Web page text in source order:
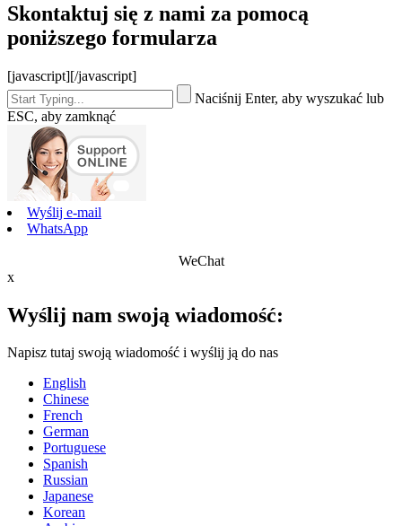
Skontaktuj się z nami za pomocą
poniższego formularza
[javascript][/javascript]
Naciśnij Enter, aby wyszukać lub
ESC, aby zamknąć
Wyślij e-mail
WhatsApp
WeChat
x
Wyślij nam swoją wiadomość:
Napisz tutaj swoją wiadomość i wyślij ją do nas
English
Chinese
French
German
Portuguese
Spanish
Russian
Japanese
Korean